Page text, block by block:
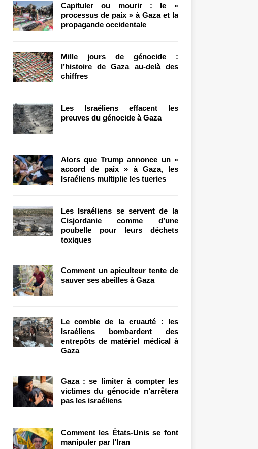
Capituler ou mourir : le «
processus de paix » à Gaza et la
propagande occidentale
Mille jours de génocide :
l’histoire de Gaza au-delà des
chiffres
Les Israéliens effacent les
preuves du génocide à Gaza
Alors que Trump annonce un «
accord de paix » à Gaza, les
Israéliens multiplie les tueries
Les Israéliens se servent de la
Cisjordanie comme d’une
poubelle pour leurs déchets
toxiques
Comment un apiculteur tente de
sauver ses abeilles à Gaza
Le comble de la cruauté : les
Israéliens bombardent des
entrepôts de matériel médical à
Gaza
Gaza : se limiter à compter les
victimes du génocide n’arrêtera
pas les israéliens
Comment les États-Unis se font
manipuler par l’Iran